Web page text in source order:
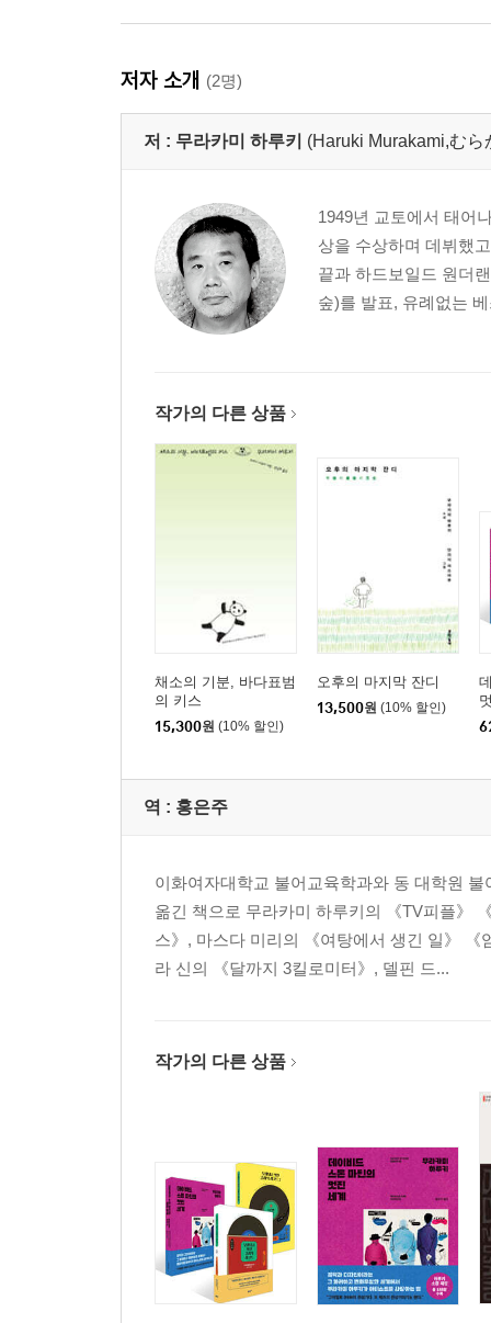
저자 소개 (2명)
저 : 무라카미 하루키 (Haruki Murakami,む
1949년 교토에서 태어
상을 수상하며 데뷔했
끝과 하드보일드 원더
숲)를 발표, 유례없는
작가의 다른 상품
채소의 기분, 바다표범
의 키스
15,300원 (10% 할인)
오후의 마지막 잔디
13,500원 (10% 할인)
역 : 홍은주
이화여자대학교 불어교육학과와 동 대학원
옮긴 책으로 무라카미 하루키의 《TV피플》
스》, 마스다 미리의 《여탕에서 생긴 일》
라 신의 《달까지 3킬로미터》, 델핀 드...
작가의 다른 상품